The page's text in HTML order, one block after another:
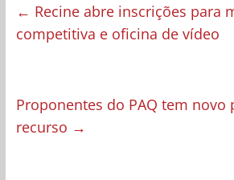
← Recine abre inscrições para
competitiva e oficina de vídeo
Proponentes do PAQ tem novo
recurso →